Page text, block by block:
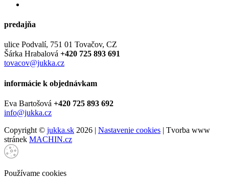
predajňa
ulice Podvalí, 751 01 Tovačov, CZ
Šárka Hrabalová +420 725 893 691
tovacov@jukka.cz
informácie k objednávkam
Eva Bartošová +420 725 893 692
info@jukka.cz
Copyright © jukka.sk 2026 | Nastavenie cookies | Tvorba www
stránek MACHIN.cz
Používame cookies